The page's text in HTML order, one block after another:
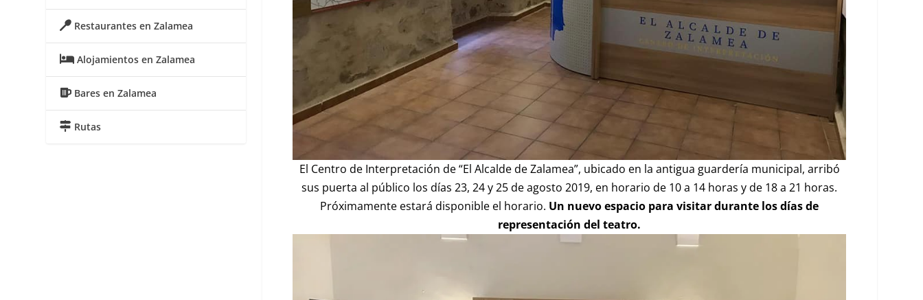
El Centro de Interpretación de “El Alcalde de Zalamea”, ubicado en la antigua guardería municipal, arribó
sus puerta al público los días 23, 24 y 25 de agosto 2019, en horario de 10 a 14 horas y de 18 a 21 horas.
Próximamente estará disponible el horario. Un nuevo espacio para visitar durante los días de
representación del teatro.
Restaurantes en Zalamea
Alojamientos en Zalamea
Bares en Zalamea
Rutas